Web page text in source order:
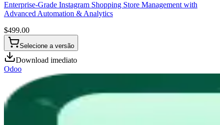
Enterprise-Grade Instagram Shopping Store Management with
Advanced Automation & Analytics
$499.00
Selecione a versão
Download imediato
Odoo